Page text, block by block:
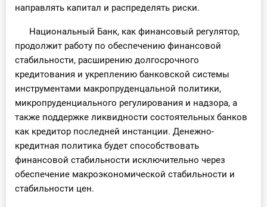
направлять капитал и распределять риски.
Национальный Банк, как финансовый регулятор,
продолжит работу по обеспечению финансовой
стабильности, расширению долгосрочного
кредитования и укреплению банковской системы
инструментами макропруденцальной политики,
микропруденциального регулирования и надзора, а
также поддержке ликвидности состоятельных банков
как кредитор последней инстанции. Денежно-
кредитная политика будет способствовать
финансовой стабильности исключительно через
обеспечение макроэкономической стабильности и
стабильности цен.